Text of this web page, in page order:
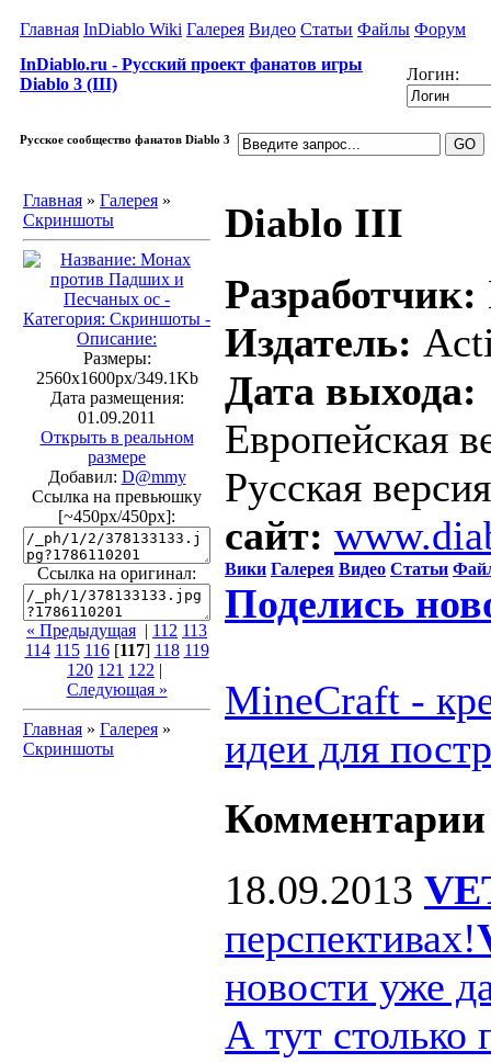
Главная InDiablo Wiki Галерея Видео Статьи Файлы Форум
InDiablo.ru - Русский проект фанатов игры
Diablo 3 (III)
Логин:
Русское сообщество фанатов Diablo 3
Главная » Галерея »
Скриншоты
Размеры:
2560x1600px/349.1Kb
Дата размещения:
01.09.2011
Открыть в реальном
размере
Добавил: D@mmy
Ссылка на превьюшку
[~450px/450px]:
Ссылка на оригинал:
« Предыдущая | 112 113
114 115 116[117] 118 119
120 121 122 |
Следующая »
Главная » Галерея »
Скриншоты
Diablo III
Разработчик:
Издатель:
Дата выхода:
Европейская
Русская
сайт:
Вики Галерея Видео Статьи
Поделись
MineCraft -
идеи для
Комментарии
18.09.2013
перспективах!
новости уже
А тут